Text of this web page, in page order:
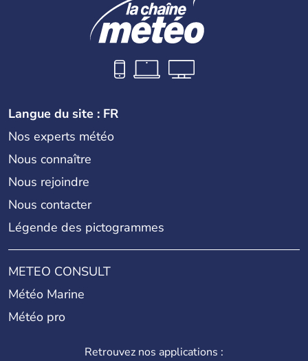
Langue du site : FR
Nos experts météo
Nous connaître
Nous rejoindre
Nous contacter
Légende des pictogrammes
METEO CONSULT
Météo Marine
Météo pro
Retrouvez nos applications :